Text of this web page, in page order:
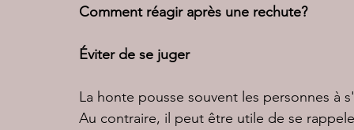
Comment réagir après une rechute?
Éviter de se juger
La honte pousse souvent les personnes à
Au contraire, il peut être utile de se